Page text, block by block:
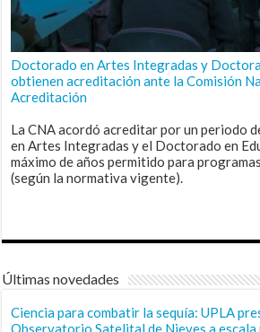
Doctorado en Artes Integradas y
obtienen acreditación ante la Comisión
Acreditación
La CNA acordó acreditar por un periodo
en Artes Integradas y el Doctorado en
máximo de años permitido para
(según la normativa vigente).
Últimas novedades
Ciencia para combatir la sequía: UPLA
Observatorio Satelital de Nieves a escala